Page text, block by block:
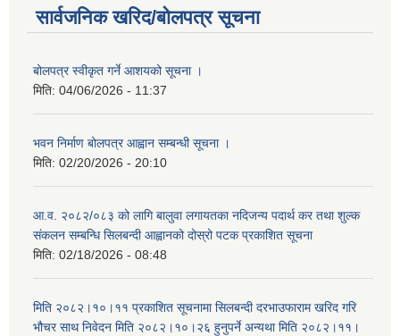
सार्वजनिक खरिद/बोलपत्र सूचना
बोलपत्र स्वीकृत गर्ने आशयको सूचना ।
मिति: 04/06/2026 - 11:37
भवन निर्माण बोलपत्र आह्वान सम्बन्धी सूचना ।
मिति: 02/20/2026 - 20:10
आ.व. २०८२/०८३ को लागि बालुवा लगायतका नदिजन्य पदार्थ कर तथा शुल्क
संकलन सम्बन्धि सिलबन्दी आह्वानको दोस्रो पटक प्रकाशित सूचना
मिति: 02/18/2026 - 08:48
मिति २०८२।१०।११ प्रकाशित सूचनामा सिलबन्दी दरभाउफाराम खरिद गरि
भौचर साथ निवेदन मिति २०८२।१०।२६ हुनुपर्ने अन्यथा मिति २०८२।११।